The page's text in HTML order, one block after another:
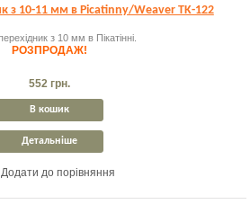
з 10-11 мм в Picatinny/Weaver TK-122
з 10 мм в Пікатінні.
РОЗПРОДАЖ!
552 грн.
В кошик
Детальніше
Додати до порівняння